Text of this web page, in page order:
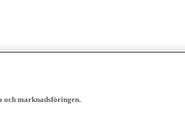
och marknadsföringen.